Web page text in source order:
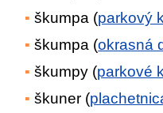
škumpa (parkový
škumpa (okrasná
škumpy (parkové
škuner (